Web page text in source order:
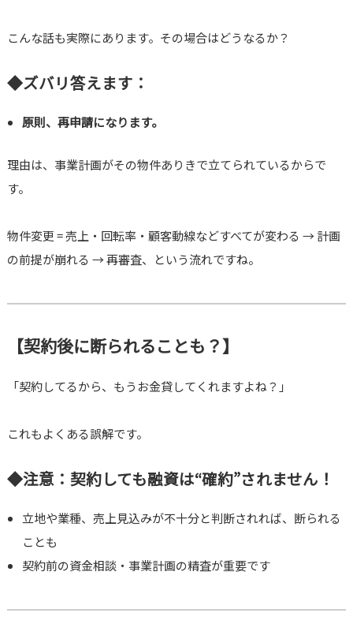
こんな話も実際にあります。その場合はどうなるか？
◆ズバリ答えます：
原則、再申請になります。
理由は、事業計画がその物件ありきで立てられているからで
す。
物件変更 = 売上・回転率・顧客動線などすべてが変わる → 計画
の前提が崩れる → 再審査、という流れですね。
【契約後に断られることも？】
「契約してるから、もうお金貸してくれますよね？」
これもよくある誤解です。
◆注意：契約しても融資は“確約”されません！
立地や業種、売上見込みが不十分と判断されれば、断られる
ことも
契約前の資金相談・事業計画の精査が重要です